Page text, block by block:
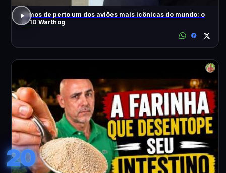
Vimos de perto um dos aviões mais icônicas do mundo: o
A-10 Warthog
20